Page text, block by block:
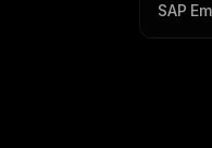
SAP